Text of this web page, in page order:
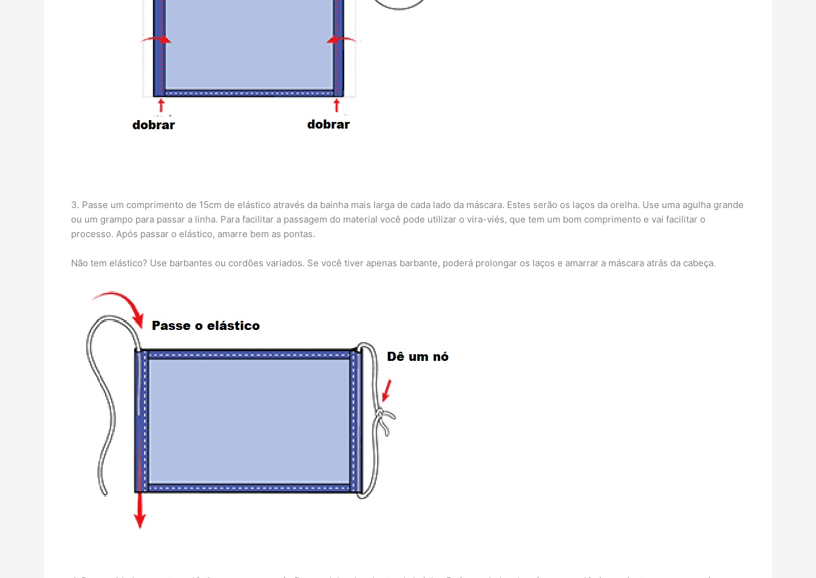
3. Passe um comprimento de 15cm de elástico através da bainha mais larga de cada lado da máscara. Estes serão os laços da orelha. Use uma agulha grande
ou um grampo para passar a linha. Para facilitar a passagem do material você pode utilizar o vira-viés, que tem um bom comprimento e vai facilitar o
processo. Após passar o elástico, amarre bem as pontas.
Não tem elástico? Use barbantes ou cordões variados. Se você tiver apenas barbante, poderá prolongar os laços e amarrar a máscara atrás da cabeça.